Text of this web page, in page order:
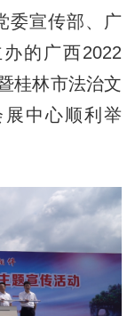
宣传部、广
的广西2022
桂林市法治文
中心顺利举